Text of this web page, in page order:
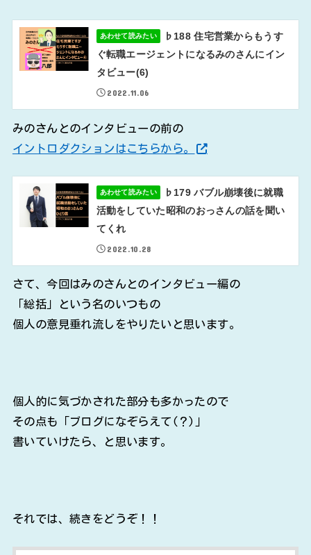
あわせて読みたい
♭188 住宅営業からもうす
ぐ転職エージェントになるみのさんにイン
タビュー(6)
2022.11.06
みのさんとのインタビューの前の
イントロダクションはこちらから。
あわせて読みたい
♭179 バブル崩壊後に就職
活動をしていた昭和のおっさんの話を聞い
てくれ
2022.10.28
さて、今回はみのさんとのインタビュー編の
「総括」という名のいつもの
個人の意見垂れ流しをやりたいと思います。
個人的に気づかされた部分も多かったので
その点も「ブログになぞらえて(？)」
書いていけたら、と思います。
それでは、続きをどうぞ！！